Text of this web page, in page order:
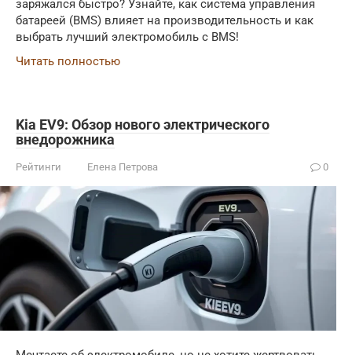
заряжался быстро? Узнайте, как система управления
батареей (BMS) влияет на производительность и как
выбрать лучший электромобиль с BMS!
Читать полностью
Kia EV9: Обзор нового электрического
внедорожника
Рейтинги Елена Петрова 0